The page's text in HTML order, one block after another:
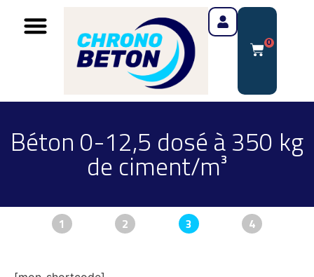
0
Béton 0-12,5 dosé à 350 kg
de ciment/m³
1 2 3 4